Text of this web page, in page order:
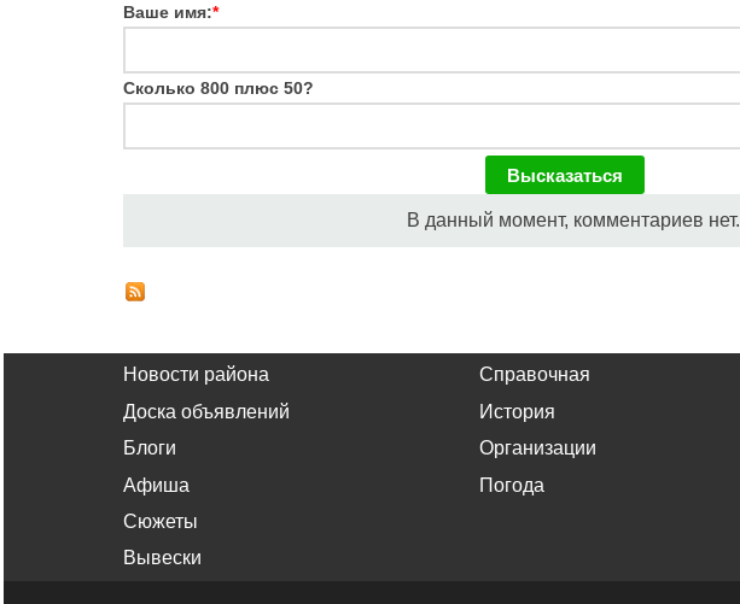
Ваше имя:*
Сколько 800 плюс 50?
В данный момент, комментариев нет.
Новости района
Доска объявлений
Блоги
Афиша
Сюжеты
Вывески
Справочная
История
Организации
Погода